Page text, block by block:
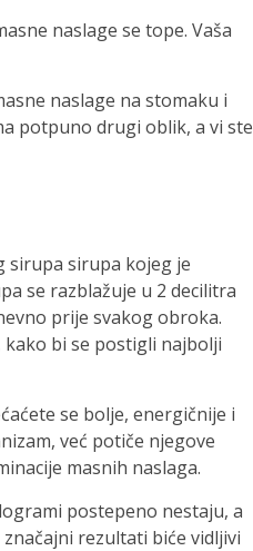
naslage se tope. Vaša
naslage na stomaku i
potpuno drugi oblik, a vi ste
sirupa sirupa kojeg je
se razblažuje u 2 decilitra
prije svakog obroka.
bi se postigli najbolji
se bolje, energičnije i
već potiče njegove
masnih naslaga.
postepeno nestaju, a
rezultati biće vidljivi